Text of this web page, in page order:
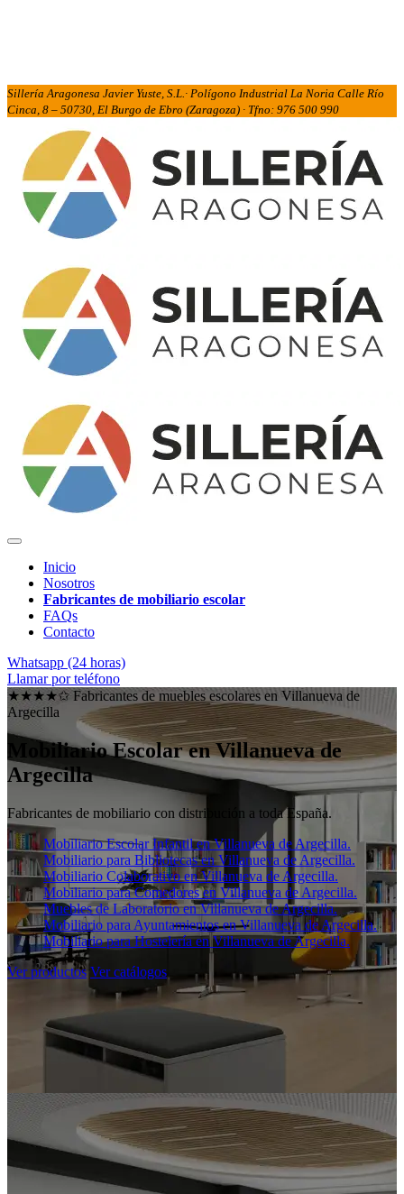
Sillería Aragonesa Javier Yuste, S.L.· Polígono Industrial La Noria Calle Río
Cinca, 8 – 50730, El Burgo de Ebro (Zaragoza) · Tfno: 976 500 990
Inicio
Nosotros
Fabricantes de mobiliario escolar
FAQs
Contacto
Whatsapp (24 horas)
Llamar por teléfono
★★★★✩ Fabricantes de muebles escolares en Villanueva de
Argecilla
Mobiliario Escolar enVillanueva de
Argecilla
Fabricantes de mobiliario con distribución a toda España.
Mobiliario Escolar Infantil en Villanueva de Argecilla.
Mobiliario para Bibliotecas en Villanueva de Argecilla.
Mobiliario Colaborativo en Villanueva de Argecilla.
Mobiliario para Comedores en Villanueva de Argecilla.
Muebles de Laboratorio en Villanueva de Argecilla.
Mobiliario para Ayuntamientos en Villanueva de Argecilla.
Mobiliario para Hostelería en Villanueva de Argecilla.
Ver productos Ver catálogos